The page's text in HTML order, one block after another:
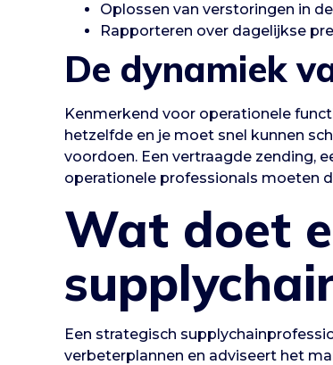
Oplossen van verstoringen in
Rapporteren over dagelijkse
De dynamiek
Kenmerkend voor operationele
hetzelfde en je moet snel kunnen
voordoen. Een vertraagde zending,
operationele professionals moeten
Wat doet
Een strategisch
verbeterplannen en adviseert het